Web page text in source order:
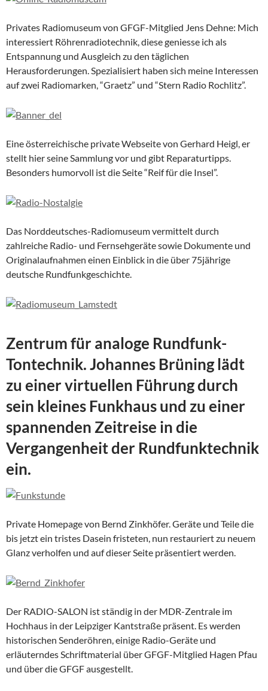
Privates Radiomuseum von GFGF-Mitglied Jens Dehne: Mich
interessiert Röhrenradiotechnik, diese geniesse ich als
Entspannung und Ausgleich zu den täglichen
Herausforderungen. Spezialisiert haben sich meine Interessen
auf zwei Radiomarken, “Graetz” und “Stern Radio Rochlitz”.
Eine österreichische private Webseite von Gerhard Heigl, er
stellt hier seine Sammlung vor und gibt Reparaturtipps.
Besonders humorvoll ist die Seite “Reif für die Insel”.
Das Norddeutsches-Radiomuseum vermittelt durch
zahlreiche Radio- und Fernsehgeräte sowie Dokumente und
Originalaufnahmen einen Einblick in die über 75jährige
deutsche Rundfunkgeschichte.
Zentrum für analoge Rundfunk-
Tontechnik. Johannes Brüning lädt
zu einer virtuellen Führung durch
sein kleines Funkhaus und zu einer
spannenden Zeitreise in die
Vergangenheit der Rundfunktechnik
ein.
Private Homepage von Bernd Zinkhöfer. Geräte und Teile die
bis jetzt ein tristes Dasein fristeten, nun restauriert zu neuem
Glanz verholfen und auf dieser Seite präsentiert werden.
Der RADIO-SALON ist ständig in der MDR-Zentrale im
Hochhaus in der Leipziger Kantstraße präsent. Es werden
historischen Senderöhren, einige Radio-Geräte und
erläuterndes Schriftmaterial über GFGF-Mitglied Hagen Pfau
und über die GFGF ausgestellt.